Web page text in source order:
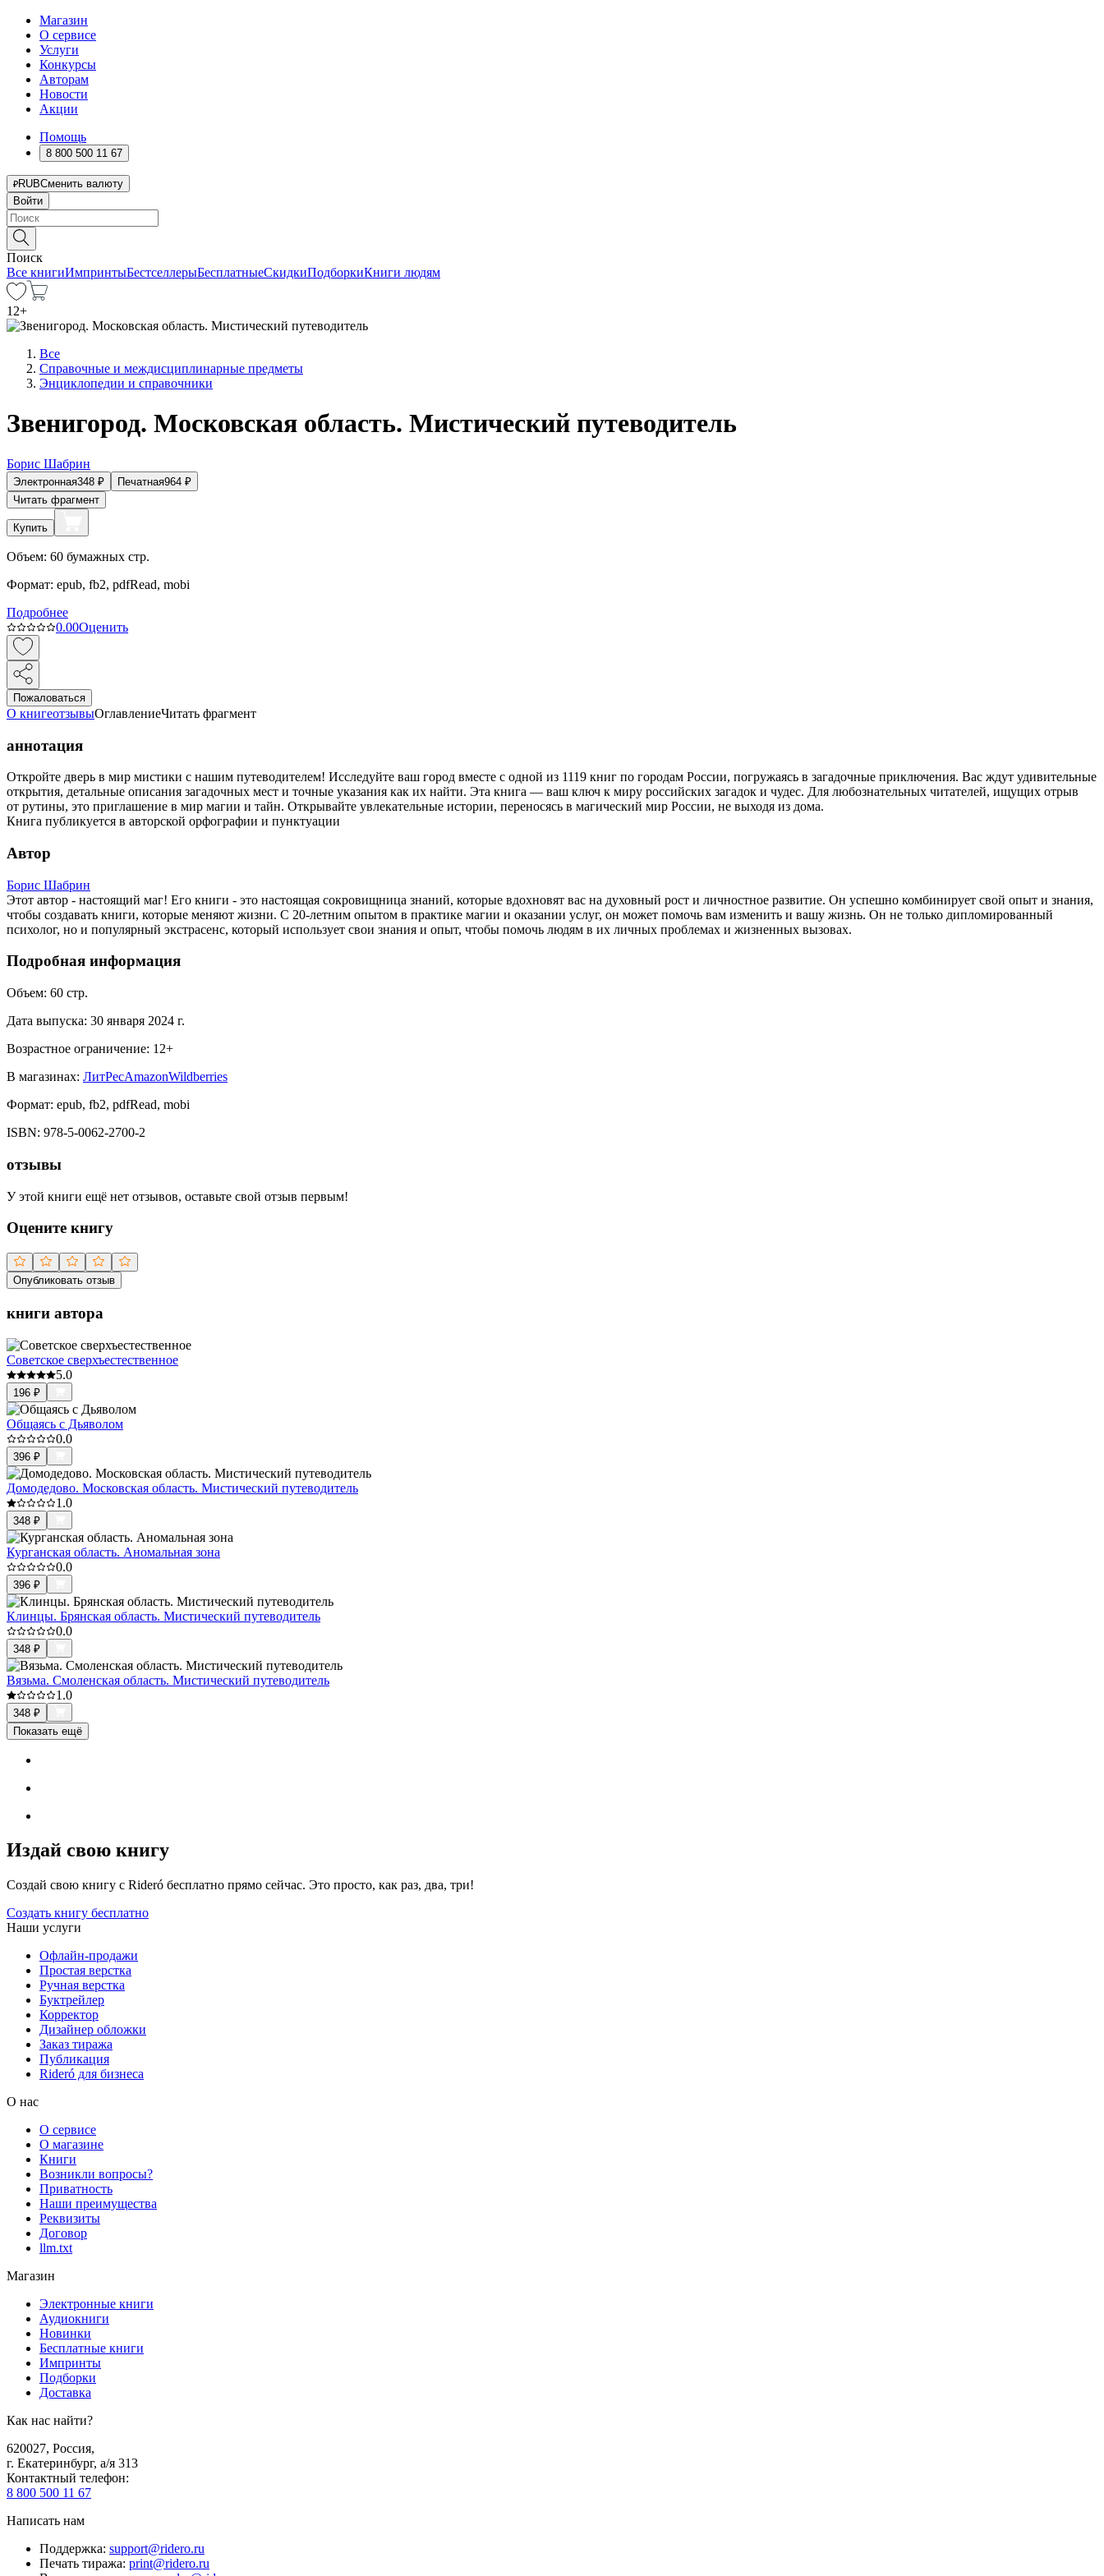
Магазин
О сервисе
Услуги
Конкурсы
Авторам
Новости
Акции
Помощь
8 800 500 11 67
RUBСменить валюту
Войти
Поиск
Все книгиИмпринтыБестселлерыБесплатныеСкидкиПодборкиКниги людям
12+
Все
Справочные и междисциплинарные предметы
Энциклопедии и справочники
Звенигород. Московская область. Мистический путеводитель
Борис Шабрин
Электронная348 ₽ Печатная964 ₽
Читать фрагмент
Купить
Объем: 60 бумажных стр.
Формат: epub, fb2, pdfRead, mobi
Подробнее
0.00Оценить
Пожаловаться
О книгеотзывыОглавлениеЧитать фрагмент
аннотация
Откройте дверь в мир мистики с нашим путеводителем! Исследуйте ваш город вместе с одной из 1119 книг по городам России, погружаясь в загадочные приключения. Вас ждут удивительные
открытия, детальные описания загадочных мест и точные указания как их найти. Эта книга — ваш ключ к миру российских загадок и чудес. Для любознательных читателей, ищущих отрыв
от рутины, это приглашение в мир магии и тайн. Открывайте увлекательные истории, переносясь в магический мир России, не выходя из дома.
Книга публикуется в авторской орфографии и пунктуации
Автор
Борис Шабрин
Этот автор - настоящий маг! Его книги - это настоящая сокровищница знаний, которые вдохновят вас на духовный рост и личностное развитие. Он успешно комбинирует свой опыт и знания,
чтобы создавать книги, которые меняют жизни. С 20-летним опытом в практике магии и оказании услуг, он может помочь вам изменить и вашу жизнь. Он не только дипломированный
психолог, но и популярный экстрасенс, который использует свои знания и опыт, чтобы помочь людям в их личных проблемах и жизненных вызовах.
Подробная информация
Объем: 60 стр.
Дата выпуска: 30 января 2024 г.
Возрастное ограничение: 12+
В магазинах: ЛитРесAmazonWildberries
Формат: epub, fb2, pdfRead, mobi
ISBN: 978-5-0062-2700-2
отзывы
У этой книги ещё нет отзывов, оставьте свой отзыв первым!
Оцените книгу
Опубликовать отзыв
книги автора
Советское сверхъестественное
5.0
196 ₽
Общаясь с Дьяволом
0.0
396 ₽
Домодедово. Московская область. Мистический путеводитель
1.0
348 ₽
Курганская область. Аномальная зона
0.0
396 ₽
Клинцы. Брянская область. Мистический путеводитель
0.0
348 ₽
Вязьма. Смоленская область. Мистический путеводитель
1.0
348 ₽
Показать ещё
Издай свою книгу
Создай свою книгу с Rideró бесплатно прямо сейчас. Это просто, как раз, два, три!
Создать книгу бесплатно
Наши услуги
Офлайн-продажи
Простая верстка
Ручная верстка
Буктрейлер
Корректор
Дизайнер обложки
Заказ тиража
Публикация
Rideró для бизнеса
О нас
О сервисе
О магазине
Книги
Возникли вопросы?
Приватность
Наши преимущества
Реквизиты
Договор
llm.txt
Магазин
Электронные книги
Аудиокниги
Новинки
Бесплатные книги
Импринты
Подборки
Доставка
Как нас найти?
620027, Россия,
г. Екатеринбург, а/я 313
Контактный телефон:
8 800 500 11 67
Написать нам
Поддержка: support@ridero.ru
Печать тиража: print@ridero.ru